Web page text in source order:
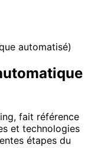
automatisé)
fait référence
et technologies
étapes du